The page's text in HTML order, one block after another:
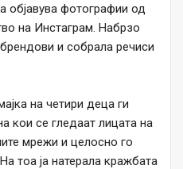
објавува фотографии од
на Инстаграм. Набрзо
и собрала речиси
на четири деца ги
кои се гледаат лицата на
мрежи и целосно го
тоа ја натерала кражбата